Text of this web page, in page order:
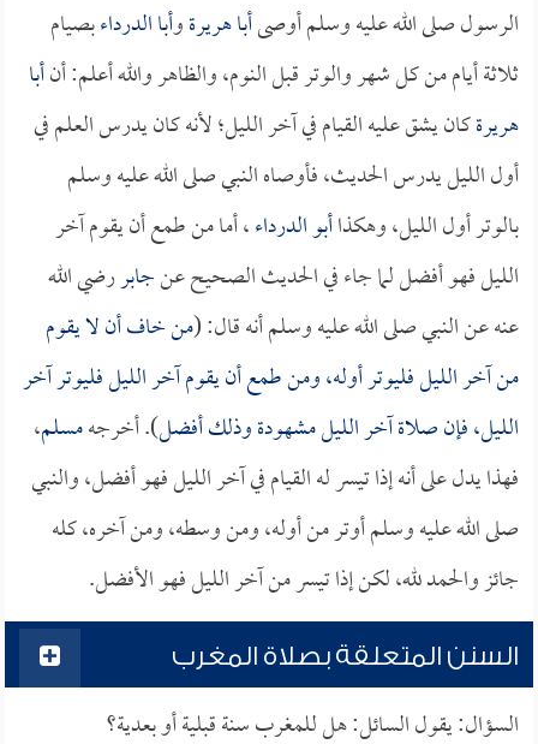
الرسول صلى الله عليه وسلم أوصىأبا هريرةوأبا الدرداءبصيام
ثلاثة أيام من كل شهر والوتر قبل النوم، والظاهر والله أعلم: أنأبا
هريرةكان يشق عليه القيام في آخر الليل؛ لأنه كان يدرس العلم في
أول الليل يدرس الحديث، فأوصاه النبي صلى الله عليه وسلم
بالوتر أول الليل، وهكذاأبو الدرداء، أما من طمع أن يقوم آخر
الليل فهو أفضل لما جاء في الحديث الصحيح عنجابررضي الله
عنه عن النبي صلى الله عليه وسلم أنه قال: (من خاف أن لا يقوم
من آخر الليل فليوتر أوله، ومن طمع أن يقوم آخر الليل فليوتر آخر
الليل، فإن صلاة آخر الليل مشهودة وذلك أفضل). أخرجهمسلم،
فهذا يدل على أنه إذا تيسر له القيام في آخر الليل فهو أفضل، والنبي
صلى الله عليه وسلم أوتر من أوله، ومن وسطه، ومن آخره، كله
جائز والحمد لله، لكن إذا تيسر من آخر الليل فهو الأفضل.
السنن المتعلقة بصلاة المغرب
السؤال: يقول السائل: هل للمغرب سنة قبلية أو بعدية؟